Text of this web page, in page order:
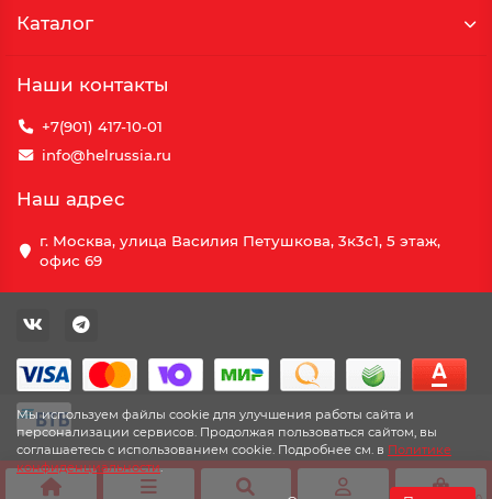
Мы используем файлы cookie для улучшения работы сайта и
персонализации сервисов. Продолжая пользоваться сайтом, вы
соглашаетесь с использованием cookie. Подробнее см. в Политике
конфиденциальности.
Каталог
Наши контакты
+7(901) 417-10-01
info@helrussia.ru
Наш адрес
г. Москва, улица Василия Петушкова, 3к3c1, 5 этаж,
офис 69